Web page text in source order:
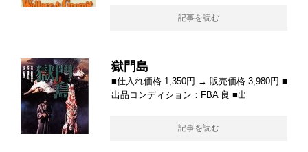
記事を読む
獄門島
■仕入れ価格 1,350円 → 販売価格 3,980円 ■
出品コンディション：FBA 良 ■出
記事を読む